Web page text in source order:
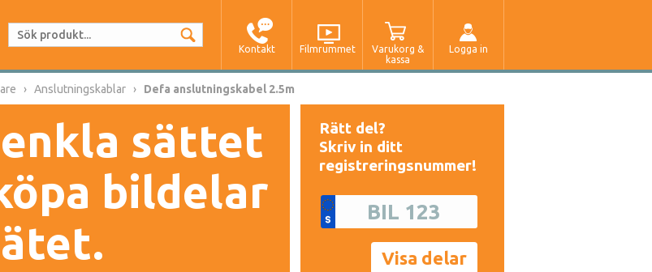
Kontakt Filmrummet
Varukorg &
kassa
Logga in
Anslutningskablar Defa anslutningskabel 2.5m
sättet
bildelar
Rätt del?
Skriv in ditt
registreringsnummer!